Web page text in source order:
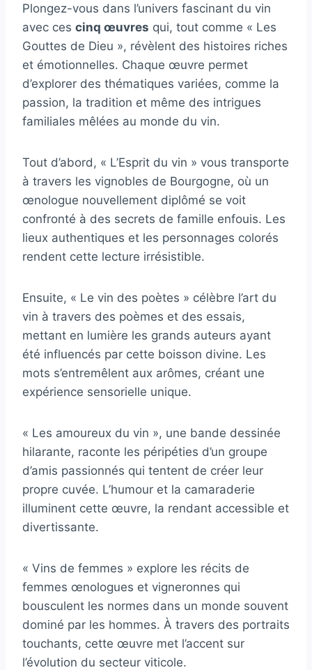
Plongez-vous dans l’univers fascinant du vin
avec ces cinq œuvres qui, tout comme « Les
Gouttes de Dieu », révèlent des histoires riches
et émotionnelles. Chaque œuvre permet
d’explorer des thématiques variées, comme la
passion, la tradition et même des intrigues
familiales mêlées au monde du vin.
Tout d’abord, « L’Esprit du vin » vous transporte
à travers les vignobles de Bourgogne, où un
œnologue nouvellement diplômé se voit
confronté à des secrets de famille enfouis. Les
lieux authentiques et les personnages colorés
rendent cette lecture irrésistible.
Ensuite, « Le vin des poètes » célèbre l’art du
vin à travers des poèmes et des essais,
mettant en lumière les grands auteurs ayant
été influencés par cette boisson divine. Les
mots s’entremêlent aux arômes, créant une
expérience sensorielle unique.
« Les amoureux du vin », une bande dessinée
hilarante, raconte les péripéties d’un groupe
d’amis passionnés qui tentent de créer leur
propre cuvée. L’humour et la camaraderie
illuminent cette œuvre, la rendant accessible et
divertissante.
« Vins de femmes » explore les récits de
femmes œnologues et vigneronnes qui
bousculent les normes dans un monde souvent
dominé par les hommes. À travers des portraits
touchants, cette œuvre met l’accent sur
l’évolution du secteur viticole.